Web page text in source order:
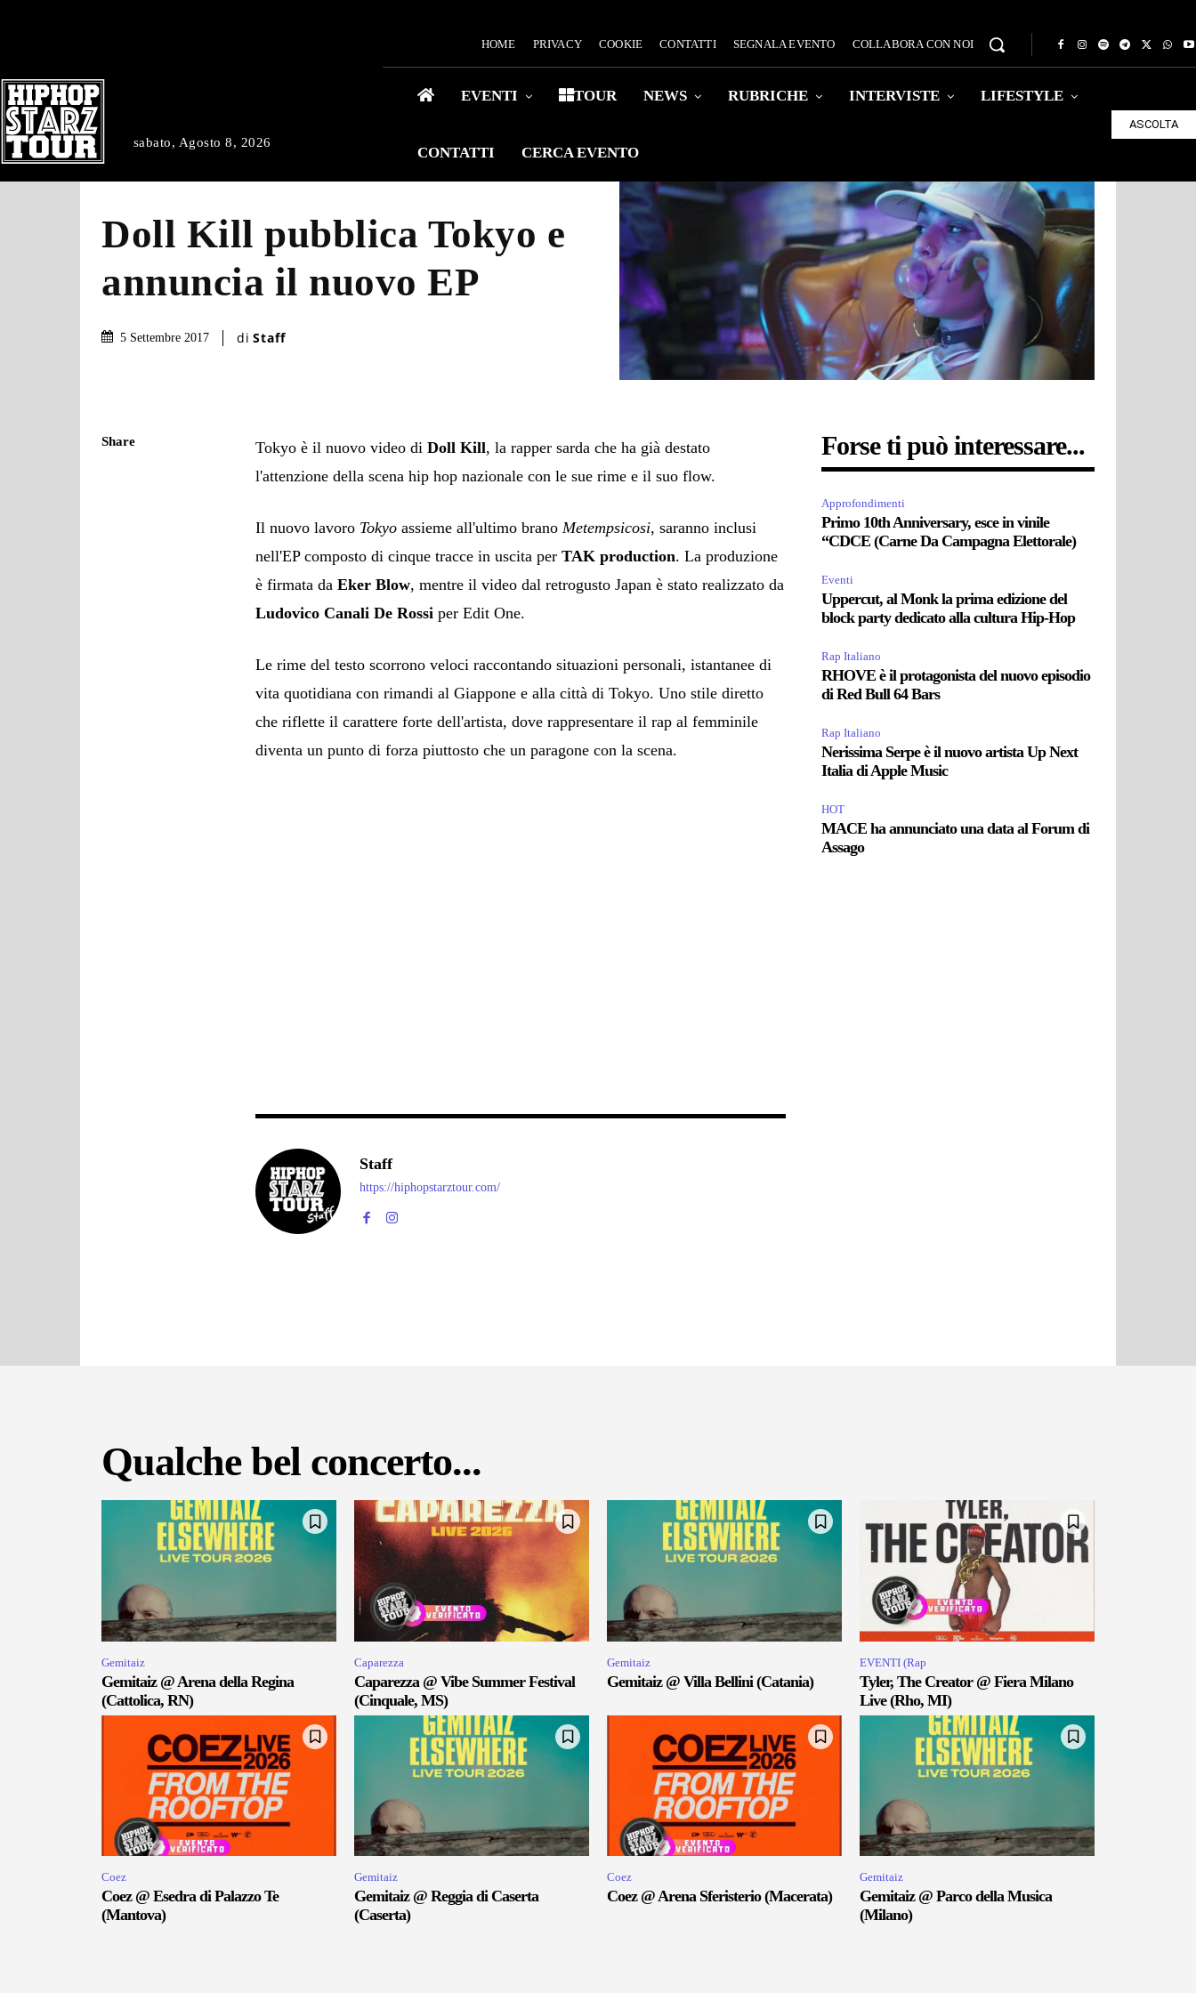
sabato, Agosto 8, 2026
HOME PRIVACY COOKIE CONTATTI SEGNALA EVENTO COLLABORA CON NOI
EVENTI TOUR NEWS RUBRICHE INTERVISTE LIFESTYLE
CONTATTI CERCA EVENTO
ASCOLTA
Doll Kill pubblica Tokyo e
annuncia il nuovo EP
5 Settembre 2017 di Staff
Share Tokyo è il nuovo video diDoll Kill, la rapper sarda che ha già destato
l'attenzione della scena hip hop nazionale con le sue rime e il suo flow.
Il nuovo lavoro Tokyo assieme all'ultimo branoMetempsicosi, saranno inclusi
nell'EP composto di cinque tracce in uscita perTAK production. La produzione
è firmata daEker Blow, mentre il video dal retrogusto Japan è stato realizzato da
Ludovico Canali De Rossi per Edit One.
Le rime del testo scorrono veloci raccontando situazioni personali, istantanee di
vita quotidiana con rimandi al Giappone e alla città di Tokyo. Uno stile diretto
che riflette il carattere forte dell'artista, dove rappresentare il rap al femminile
diventa un punto di forza piuttosto che un paragone con la scena.
Staff
https://hiphopstarztour.com/
Forse ti può interessare...
Approfondimenti
Primo 10th Anniversary, esce in vinile
“CDCE (Carne Da Campagna Elettorale)
Eventi
Uppercut, al Monk la prima edizione del
block party dedicato alla cultura Hip-Hop
Rap Italiano
RHOVE è il protagonista del nuovo episodio
di Red Bull 64 Bars
Rap Italiano
Nerissima Serpe è il nuovo artista Up Next
Italia di Apple Music
HOT
MACE ha annunciato una data al Forum di
Assago
Qualche bel concerto...
Gemitaiz
Gemitaiz @ Arena della Regina
(Cattolica, RN)
Caparezza
Caparezza @ Vibe Summer Festival
(Cinquale, MS)
Gemitaiz
Gemitaiz @ Villa Bellini (Catania)
EVENTI (Rap
Tyler, The Creator @ Fiera Milano
Live (Rho, MI)
Coez
Coez @ Esedra di Palazzo Te
(Mantova)
Gemitaiz
Gemitaiz @ Reggia di Caserta
(Caserta)
Coez
Coez @ Arena Sferisterio (Macerata)
Gemitaiz
Gemitaiz @ Parco della Musica
(Milano)